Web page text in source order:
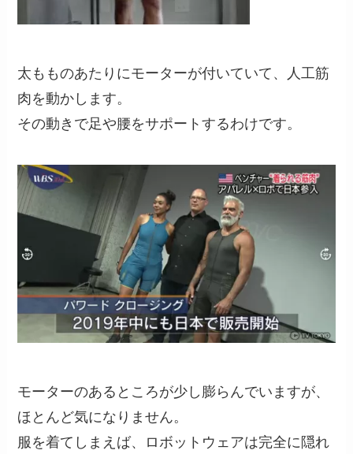
太もものあたりにモーターが付いていて、人工筋
肉を動かします。
その動きで足や腰をサポートするわけです。
モーターのあるところが少し膨らんでいますが、
ほとんど気になりません。
服を着てしまえば、ロボットウェアは完全に隠れ